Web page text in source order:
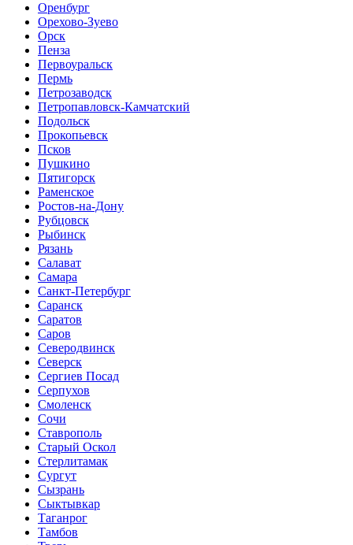
Оренбург
Орехово-Зуево
Орск
Пенза
Первоуральск
Пермь
Петрозаводск
Петропавловск-Камчатский
Подольск
Прокопьевск
Псков
Пушкино
Пятигорск
Раменское
Ростов-на-Дону
Рубцовск
Рыбинск
Рязань
Салават
Самара
Санкт-Петербург
Саранск
Саратов
Саров
Северодвинск
Северск
Сергиев Посад
Серпухов
Смоленск
Сочи
Ставрополь
Старый Оскол
Стерлитамак
Сургут
Сызрань
Сыктывкар
Таганрог
Тамбов